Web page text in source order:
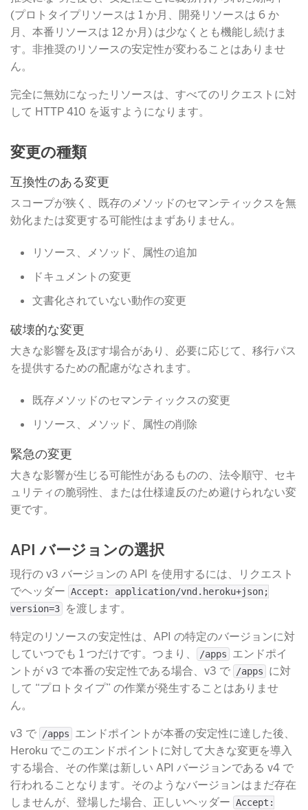
(プロトタイプリソースは 1 か月、開発リソースは 6 か
月、本番リソースは 12 か月) は少なくとも機能し続けま
す。非推奨のリソースの安定性が変わることはありませ
ん。
完全に無効になったリソースは、すべてのリクエストに対
して HTTP 410 を返すようになります。
変更の種類
互換性のある変更
スコープが狭く、既存のメソッドのセマンティックスを無
効化または変更する可能性はまずありません。
リソース、メソッド、属性の追加
ドキュメントの変更
文書化されていない動作の変更
破壊的な変更
大きな影響を及ぼす場合があり、必要に応じて、移行パス
を提供するための配慮がなされます。
既存メソッドのセマンティックスの変更
リソース、メソッド、属性の削除
緊急の変更
大きな影響が生じる可能性があるものの、法令順守、セキ
ュリティの脆弱性、または仕様違反のため避けられない変
更です。
API バージョンの選択
現行の v3 バージョンの API を使用するには、リクエスト
でヘッダー Accept: application/vnd.heroku+json;
version=3
​ を渡します。
特定のリソースの安定性は、API の特定のバージョンに対
していつでも 1 つだけです。つまり、
/apps
​ エンドポイ
ントが v3 で本番の安定性である場合、v3 で
/apps
​ に対
して “プロトタイプ” の作業が発生することはありませ
ん。
v3 で
/apps
​ エンドポイントが本番の安定性に達した後、
Heroku でこのエンドポイントに対して大きな変更を導入
する場合、その作業は新しい API バージョンである v4 で
行われることなります。そのようなバージョンはまだ存在
しませんが、登場した場合、正しいヘッダー Accept: